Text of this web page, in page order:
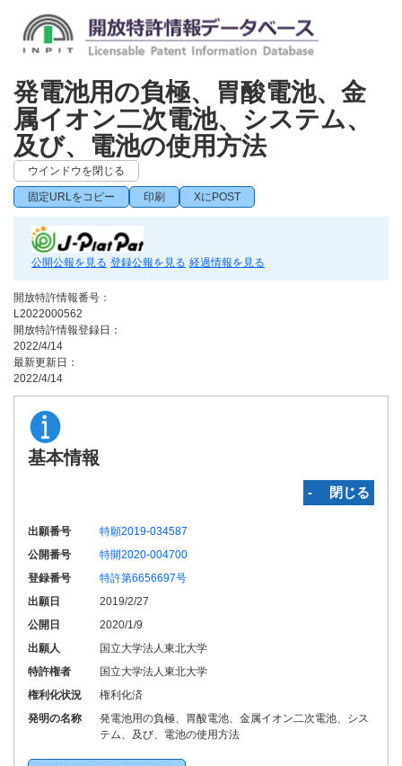
発電池用の負極、胃酸電池、金
属イオン二次電池、システム、
及び、電池の使用方法
ウインドウを閉じる
固定URLをコピー 印刷 XにPOST
公開公報を見る 登録公報を見る 経過情報を見る
開放特許情報番号：
L2022000562
開放特許情報登録日：
2022/4/14
最新更新日：
2022/4/14
基本情報
‐ 閉じる
出願番号
特願2019-034587
公開番号
特開2020-004700
登録番号
特許第6656697号
出願日
2019/2/27
公開日
2020/1/9
出願人
国立大学法人東北大学
特許権者
国立大学法人東北大学
権利化状況
権利化済
発明の名称
発電池用の負極、胃酸電池、金属イオン二次電池、シス
テム、及び、電池の使用方法